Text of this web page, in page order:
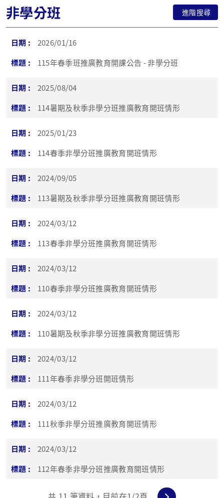
非學分班 進階搜尋
2026/01/16
115年春季班推廣教育開課公告 - 非學分班
2025/08/04
114暑期及秋季非學分班推廣教育開班情形
2025/01/23
114春季非學分班推廣教育開班情形
2024/09/05
113暑期及秋季非學分班推廣教育開班情形
2024/03/12
113春季非學分班推廣教育開班情形
2024/03/12
110春季非學分班推廣教育開班情形
2024/03/12
110暑期及秋季非學分班推廣教育開班情形
2024/03/12
111年春季非學分班開班情形
2024/03/12
111秋季非學分班推廣教育開班情形
2024/03/12
112年春季非學分班推廣教育開班情形